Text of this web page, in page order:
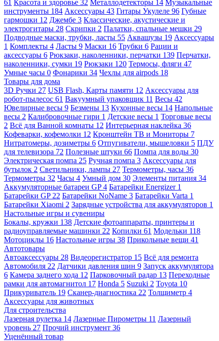
61 Красота и здоровье 32 Металлодетекторы 14 Музыкальные
инструменты 184 Аксессуары 43 Гитары Укулеле 96 Губные
гармошки 12 Джембе 3 Классические, акустические и
электрогитары 28 Скрипки 2 Палатки, спальные мешки 29
Подводные маски, трубки, ласты 55 Аквашузы 19 Аксессуары
1 Комплекты 4 Ласты 9 Маски 16 Трубки 6 Рации и
аксессуары 6 Рюкзаки, наколенники, перчатки 139 Перчатки,
наколенники, сумки 19 Рюкзаки 120 Термосы, фляги 47
Умные часы 0 Фонарики 34 Чехлы для airpods 18
Товары для дома
3D Ручки 27 USB Flash, Карты памяти 12 Аксессуары для
робот-пылесос 61 Вакуумный упаковщик 11 Весы 42
Ювелирные весы 9 Безмены 13 Кухонные весы 14 Напольные
весы 2 Калибровочные гири 1 Детские весы 1 Торговые весы
2 Всё для Ванной комнаты 12 Интерьерная наклейка 36
Кофеварки, кофемолки 12 Кронштейн ТВ и Мониторы 7
Нитратомеры, дозиметры 6 Отпугиватели, мышеловки 5 ПДУ
для телевизора 72 Полезные штуки 66 Помпа для воды 30
Электрическая помпа 25 Ручная помпа 3 Аксессуары для
бутылок 2 Светильники, лампы 27 Термометры, часы 36
Термометры 32 Часы 4 Умный дом 30 Элементы питания 34
Аккумуляторные батареи GP4 Батарейки Energizer 1
Батарейки GP 22 Батарейки NoName 3 Батарейки Varta 1
Батарейки Xiaomi 2 Зарядные устройства для аккумуляторов 1
Настольные игры и сувениры
Бокалы, кружки 138 Детские фотоаппараты, принтеры и
радиоуправляемые машинки 22 Копилки 61 Модельки 118
Мотоциклы 16 Настольные игры 38 Прикольные вещи 41
Автотовары
Автоаксессуары 28 Видеорегистратор 15 Всё для ремонта
Автомобиля 22 Датчики давления шин 9 Запуск аккумулятора
6 Камера заднего хода 12 Парковочный радар 13 Переходные
рамки для автомагнитол 17 Honda 5 Suzuki 2 Toyota 10
Прикуриватель 19 Сканер-диагностика 22 Толщиметр 4
Аксессуары для животных
Для строительства
Лазерная рулетка 14 Лазерные Пирометры 11 Лазерный
уровень 27 Прочий инструмент 36
Уценённый товар